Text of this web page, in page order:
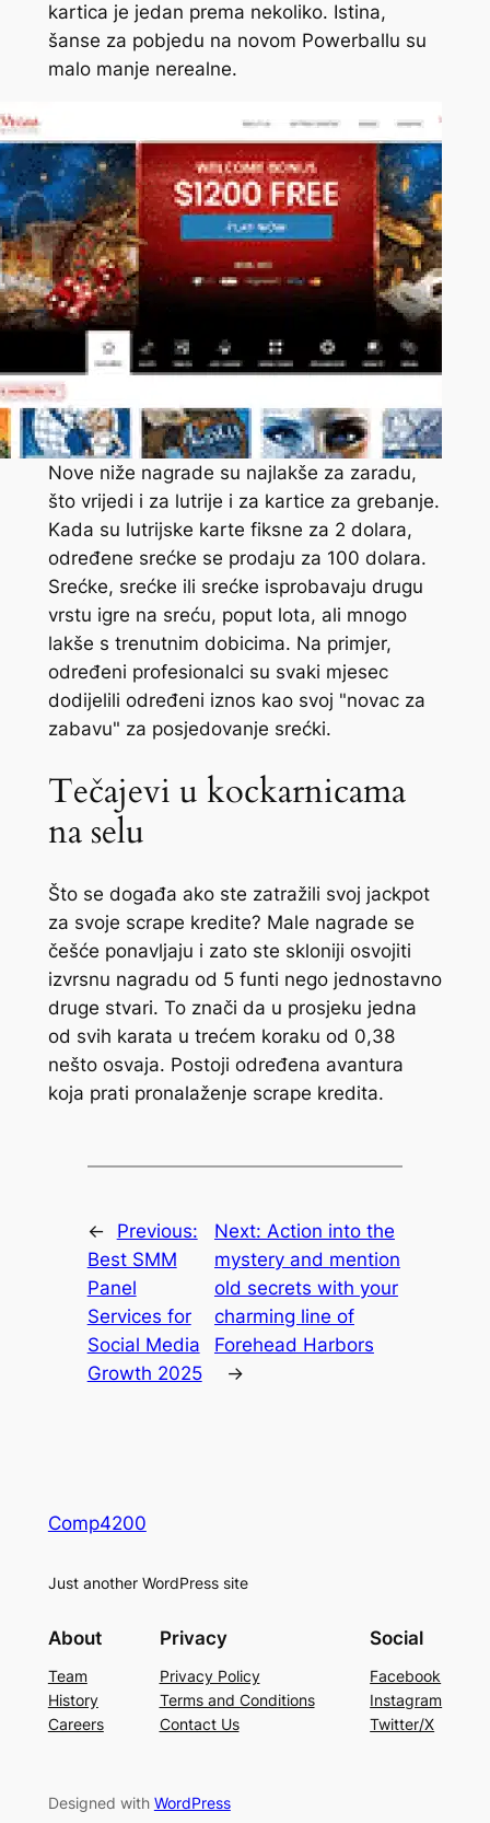
kartica je jedan prema nekoliko. Istina,
šanse za pobjedu na novom Powerballu su
malo manje nerealne.
Nove niže nagrade su najlakše za zaradu,
što vrijedi i za lutrije i za kartice za grebanje.
Kada su lutrijske karte fiksne za 2 dolara,
određene srećke se prodaju za 100 dolara.
Srećke, srećke ili srećke isprobavaju drugu
vrstu igre na sreću, poput lota, ali mnogo
lakše s trenutnim dobicima. Na primjer,
određeni profesionalci su svaki mjesec
dodijelili određeni iznos kao svoj "novac za
zabavu" za posjedovanje srećki.
Tečajevi u kockarnicama
na selu
Što se događa ako ste zatražili svoj jackpot
za svoje scrape kredite? Male nagrade se
češće ponavljaju i zato ste skloniji osvojiti
izvrsnu nagradu od 5 funti nego jednostavno
druge stvari. To znači da u prosjeku jedna
od svih karata u trećem koraku od 0,38
nešto osvaja. Postoji određena avantura
koja prati pronalaženje scrape kredita.
←
Previous:
Best SMM
Panel
Services for
Social Media
Growth 2025
Next: Action into the
mystery and mention
old secrets with your
charming line of
Forehead Harbors
→
Comp4200
Just another WordPress site
About
Team
History
Careers
Privacy
Privacy Policy
Terms and Conditions
Contact Us
Social
Facebook
Instagram
Twitter/X
Designed with WordPress